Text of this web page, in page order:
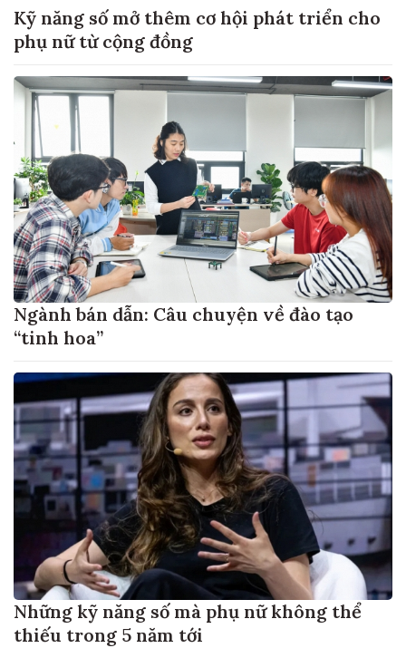
Kỹ năng số mở thêm cơ hội phát triển cho
phụ nữ từ cộng đồng
Ngành bán dẫn: Câu chuyện về đào tạo
“tinh hoa”
Những kỹ năng số mà phụ nữ không thể
thiếu trong 5 năm tới